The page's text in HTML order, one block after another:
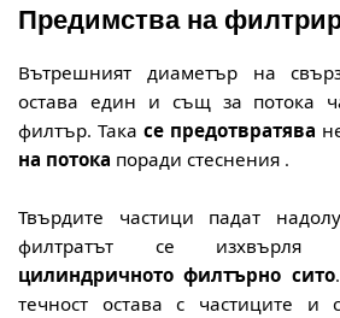
Предимства на
Вътрешният диаметърна
остава един и същ за потока
филтър. Така се предотвратява
на потока поради стеснения .
Твърдите частици падат
филтратът се изхвърля
цилиндричното филтърно сито.
течност остава с частиците и